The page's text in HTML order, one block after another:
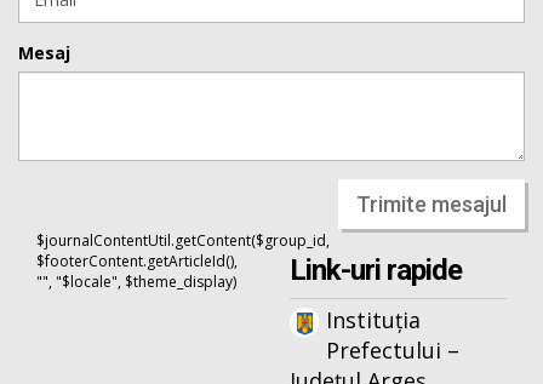
Mesaj
Trimite mesajul
$journalContentUtil.getContent($group_id,
$footerContent.getArticleId(),
"", "$locale", $theme_display)
Link-uri rapide
Instituția
Prefectului –